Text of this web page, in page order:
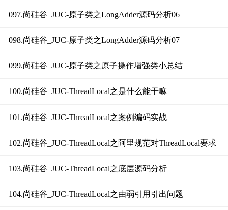
097.尚硅谷_JUC-原子类之LongAdder源码分析06
098.尚硅谷_JUC-原子类之LongAdder源码分析07
099.尚硅谷_JUC-原子类之原子操作增强类小总结
100.尚硅谷_JUC-ThreadLocal之是什么能干嘛
101.尚硅谷_JUC-ThreadLocal之案例编码实战
102.尚硅谷_JUC-ThreadLocal之阿里规范对ThreadLocal要求
103.尚硅谷_JUC-ThreadLocal之底层源码分析
104.尚硅谷_JUC-ThreadLocal之由弱引用引出问题